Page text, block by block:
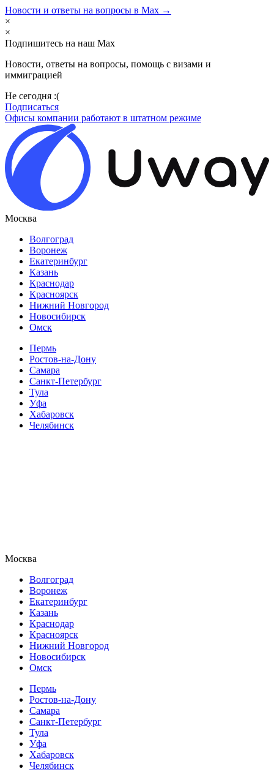
Новости и ответы на вопросы в Max →
×
×
Подпишитесь на наш Max
Новости, ответы на вопросы, помощь с визами и
иммиграцией
Не сегодня :(
Подписаться
Офисы компании работают в штатном режиме
Москва
Волгоград
Воронеж
Екатеринбург
Казань
Краснодар
Красноярск
Нижний Новгород
Новосибирск
Омск
Пермь
Ростов-на-Дону
Самара
Санкт-Петербург
Тула
Уфа
Хабаровск
Челябинск
Москва
Волгоград
Воронеж
Екатеринбург
Казань
Краснодар
Красноярск
Нижний Новгород
Новосибирск
Омск
Пермь
Ростов-на-Дону
Самара
Санкт-Петербург
Тула
Уфа
Хабаровск
Челябинск